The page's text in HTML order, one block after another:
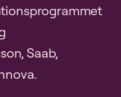
Saab,